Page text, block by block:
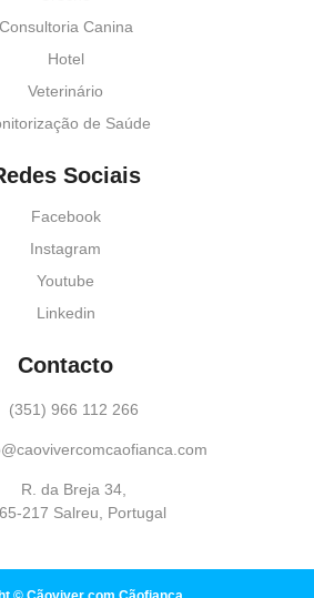
Consultoria Canina
Hotel
Veterinário
de Saúde
Sociais
Facebook
Instagram
Youtube
Linkedin
Contacto
(351) 966 112 266
R. da Breja 34,
217 Salreu, Portugal